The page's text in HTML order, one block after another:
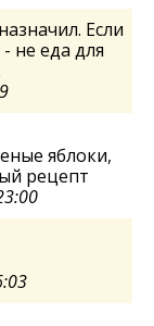
Если
не еда для
яблоки,
рецепт